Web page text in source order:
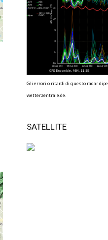
Gli errori o ritardi di questo radar
wetterzentrale.de.
SATELLITE